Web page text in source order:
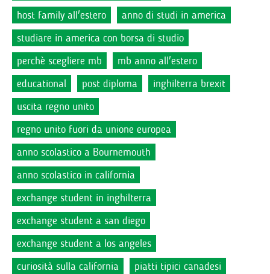
host family all'estero
anno di studi in america
studiare in america con borsa di studio
perchè scegliere mb
mb anno all'estero
educational
post diploma
inghilterra brexit
uscita regno unito
regno unito fuori da unione europea
anno scolastico a Bournemouth
anno scolastico in california
exchange student in inghilterra
exchange student a san diego
exchange student a los angeles
curiosità sulla california
piatti tipici canadesi